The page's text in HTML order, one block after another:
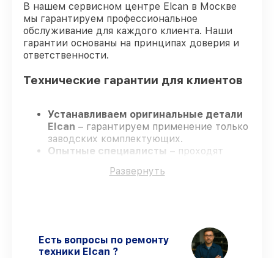
В нашем сервисном центре Elcan в Москве
мы гарантируем профессиональное
обслуживание для каждого клиента. Наши
гарантии основаны на принципах доверия и
ответственности.
Технические гарантии для клиентов
Устанавливаем оригинальные детали
Elcan – гарантируем применение только
заводских комплектующих.
Опытные специалисты – проходят
обеспечивает надёжную работу
1x/4x DFOV14-C2 без задержек.
Гарантийное сопровождение– все
Развернуть
Есть вопросы по ремонту
техники Elcan ?